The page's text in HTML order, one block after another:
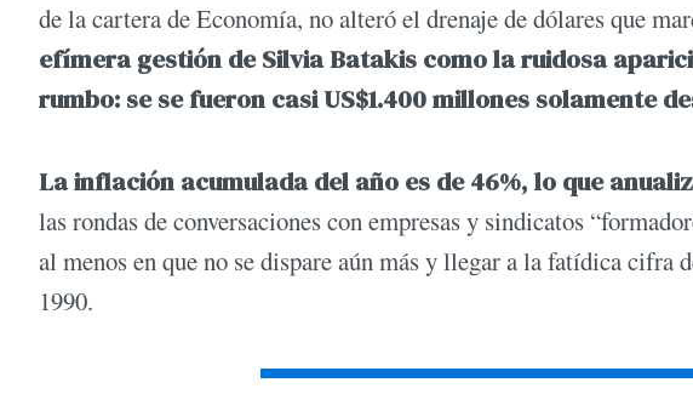
de la cartera de Economía, no alteró el drenaje de dólares que
efímera gestión de Silvia Batakis como la ruidosa
rumbo: se se fueron casi US$1.400 millones solamente
La inflación acumulada del año es de 46%, lo que
las rondas de conversaciones con empresas y sindicatos
al menos en que no se dispare aún más y llegar a la fatídica cifra
1990.